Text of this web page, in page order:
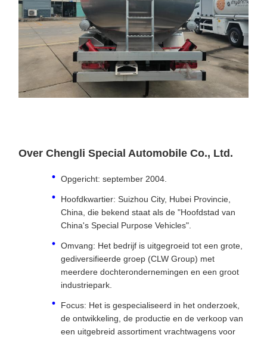
Over Chengli Special Automobile Co., Ltd.
Opgericht: september 2004.
Hoofdkwartier: Suizhou City, Hubei Provincie,
China, die bekend staat als de "Hoofdstad van
China's Special Purpose Vehicles".
Omvang: Het bedrijf is uitgegroeid tot een grote,
gediversifieerde groep (CLW Group) met
meerdere dochterondernemingen en een groot
industriepark.
Focus: Het is gespecialiseerd in het onderzoek,
de ontwikkeling, de productie en de verkoop van
een uitgebreid assortiment vrachtwagens voor